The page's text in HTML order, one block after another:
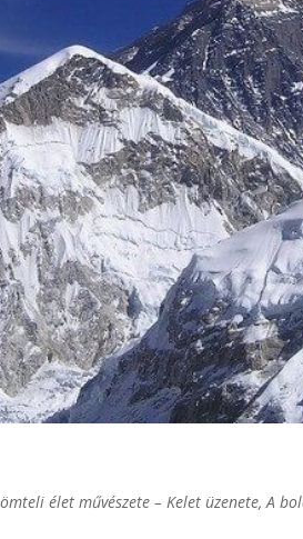
élet művészete – Kelet üzenete, A